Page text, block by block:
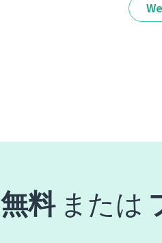
無料または